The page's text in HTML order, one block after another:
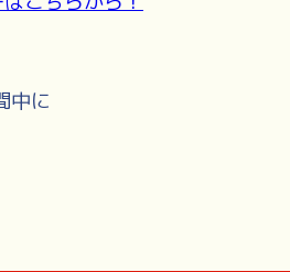
中に